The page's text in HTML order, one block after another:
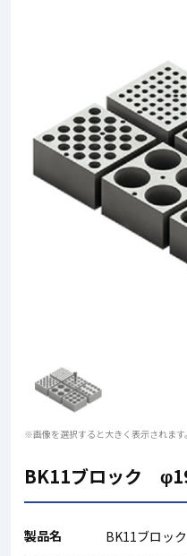
※画像を選択すると大きく表示されます。
BK11ブロック
製品名 BK11ブロ